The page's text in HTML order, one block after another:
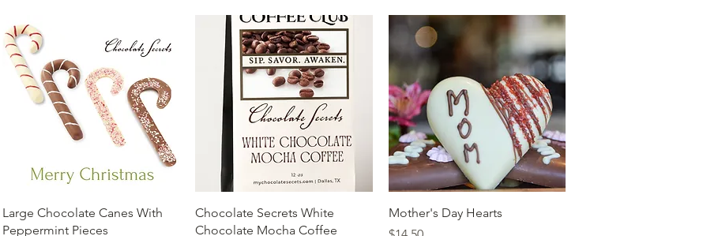
त्वरित दृश्य
Large Chocolate Canes With
Peppermint Pieces
त्वरित दृश्य
Chocolate Secrets White
Chocolate Mocha Coffee
त्वरित दृश्य
Mother's Day Hearts